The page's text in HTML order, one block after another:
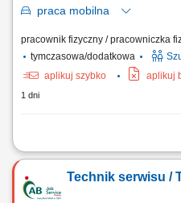
praca mobilna
pracownik fizyczny / pracowniczka
tymczasowa/dodatkowa
aplikuj szybko
aplikuj
1 dni
Zadania w pracy: Instalacje
Technik serwisu /